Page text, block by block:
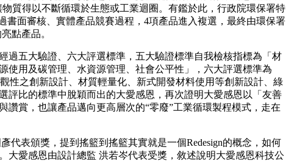
質得以不斷循環於生態或工業迴圈。有鑑於此，行政院環保署特
面審核、實體產品競賽過程，4項產品進入複選，最終由環保署
點產品。
過五大驗證、六大評選標準，五大驗證標準自我檢核指標為「材
使用及碳管理、水資源管理、社會公平性」，六大評選標準為
性之創新設計、材質輕量化、新式開發材料使用等創新設計、綠
評比的標準中脫穎而出的大愛感恩，再次證明大愛感恩以「友善
讚賞，也讓產品邁向更高層次的“零廢”工業循環製程模式，走在
代表頒獎，提到搖籃到搖籃其實就是一個Redesign的概念，如何
大愛感恩由設計總監 洪若岑代表受獎，敘述說明大愛感恩科技公